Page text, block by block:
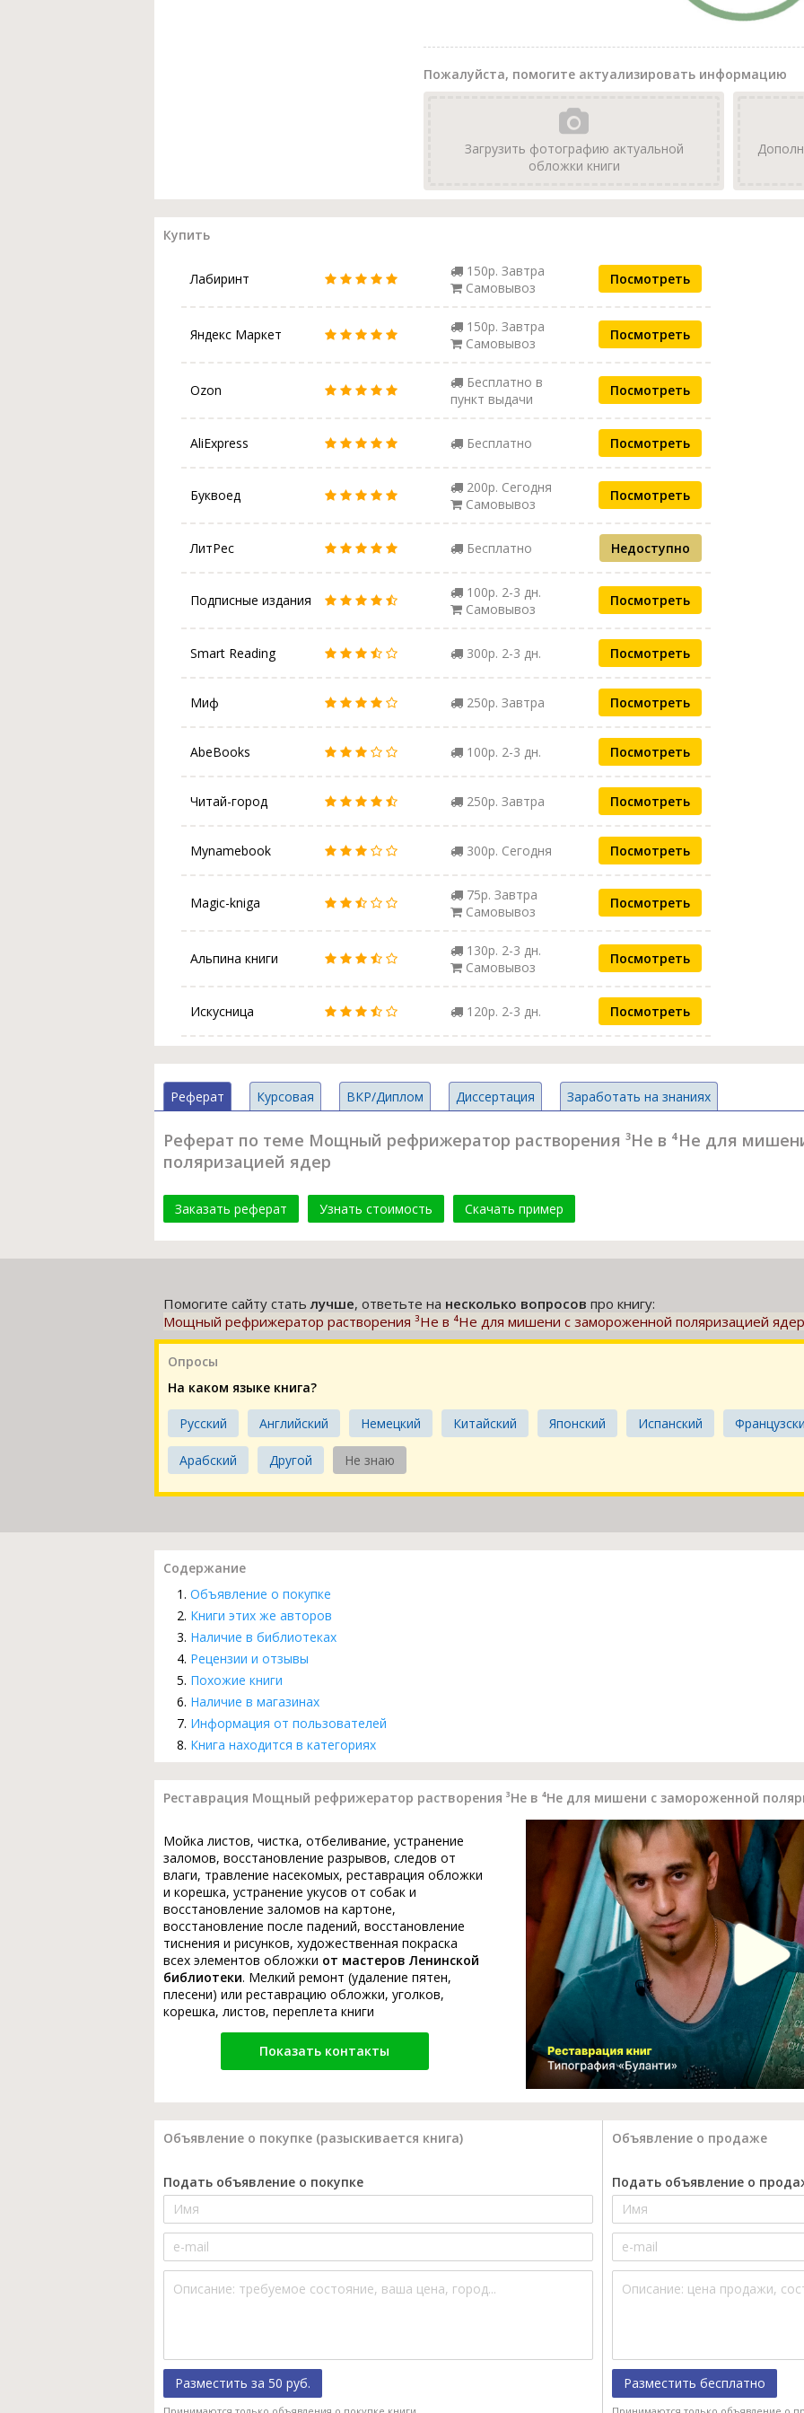
Пожалуйста, помогите актуализировать информацию
Загрузить фотографию актуальной
обложки книги
Купить
Лабиринт
150р. Завтра
Самовывоз
Посмотреть
Яндекс Маркет
150р. Завтра
Самовывоз
Посмотреть
Ozon
Бесплатно в
пункт выдачи
Посмотреть
AliExpress Бесплатно Посмотреть
Буквоед
200р. Сегодня
Самовывоз
Посмотреть
ЛитРес Бесплатно Недоступно
Подписные издания
100р. 2-3 дн.
Самовывоз
Посмотреть
Smart Reading 300р. 2-3 дн. Посмотреть
Миф 250р. Завтра Посмотреть
AbeBooks 100р. 2-3 дн. Посмотреть
Читай-город 250р. Завтра Посмотреть
Mynamebook 300р. Сегодня Посмотреть
Magic-kniga
75р. Завтра
Самовывоз
Посмотреть
Альпина книги
130р. 2-3 дн.
Самовывоз
Посмотреть
Искусница 120р. 2-3 дн. Посмотреть
Реферат Курсовая ВКР/Диплом Диссертация Заработать на знаниях
Реферат по теме Мощный рефрижератор растворения ³He в ⁴He для
поляризацией ядер
Заказать реферат Узнать стоимость Скачать пример
Помогите сайту статьлучше, ответьте на несколько вопросов про книгу:
Мощный рефрижератор растворения ³He в ⁴He для мишени с замороженной поляризацией ядер
Опросы
На каком языке книга?
Русский Английский Немецкий Китайский Японский Испанский
Арабский Другой Не знаю
Содержание
Объявление о покупке
Книги этих же авторов
Наличие в библиотеках
Рецензии и отзывы
Похожие книги
Наличие в магазинах
Информация от пользователей
Книга находится в категориях
Реставрация Мощный рефрижератор растворения ³He в ⁴He для мишени с замороженной
Мойка листов, чистка, отбеливание, устранение
заломов, восстановление разрывов, следов от
влаги, травление насекомых, реставрация обложки
и корешка, устранение укусов от собак и
восстановление заломов на картоне,
восстановление после падений, восстановление
тиснения и рисунков, художественная покраска
всех элементов обложки от мастеров Ленинской
библиотеки. Мелкий ремонт (удаление пятен,
плесени) или реставрацию обложки, уголков,
корешка, листов, переплета книги
Показать контакты
Объявление о покупке (разыскивается книга) Объявление о продаже
Подать объявление о покупке
Разместить за 50 руб.
Подать объявление о
Разместить бесплатно